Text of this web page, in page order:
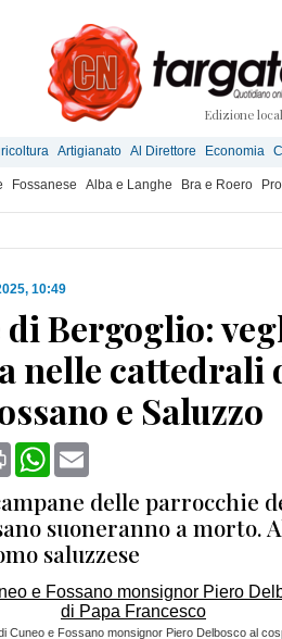
Edizione
Artigianato Al Direttore Economia
Fossanese Alba e Langhe Bra e Roero
10:49
Bergoglio:
nelle cattedrali
e Saluzzo
Print WhatsApp
delle parrocchie
suoneranno a morto.
saluzzese
Cuneo e Fossano monsignor Piero Delbosco al